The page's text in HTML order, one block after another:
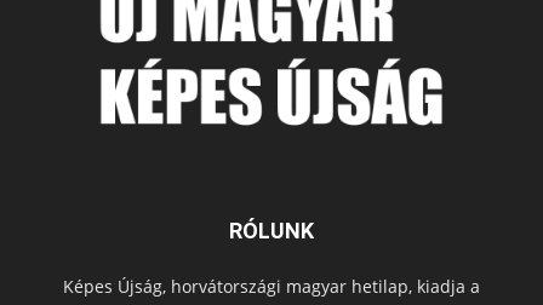
RÓLUNK
Képes Újság, horvátországi magyar hetilap, kiadja a